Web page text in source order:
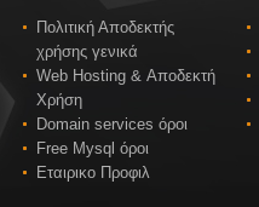
Πολιτική Αποδεκτής
χρήσης γενικά
Web Hosting & Αποδεκτή
Χρήση
Domain services όροι
Free Mysql όροι
Εταιρικο Προφιλ